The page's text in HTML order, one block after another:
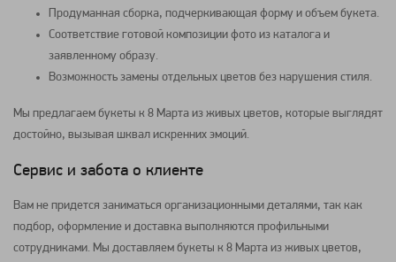
Продуманная сборка, подчеркивающая форму и объем букета.
Соответствие готовой композиции фото из каталога и
заявленному образу.
Возможность замены отдельных цветов без нарушения стиля.
Мы предлагаем букеты к 8 Марта из живых цветов, которые выглядят
достойно, вызывая шквал искренних эмоций.
Сервис и забота о клиенте
Вам не придется заниматься организационными деталями, так как
подбор, оформление и доставка выполняются профильными
сотрудниками. Мы доставляем букеты к 8 Марта из живых цветов,